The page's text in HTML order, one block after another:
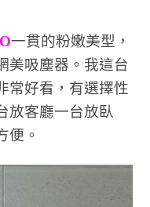
一貫的粉嫩美型，
美吸塵器。我這台
常好看，有選擇性
放客廳一台放臥
便。